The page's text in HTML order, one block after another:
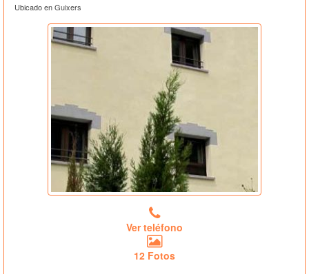
Ubicado en Guixers
Ver teléfono
12 Fotos